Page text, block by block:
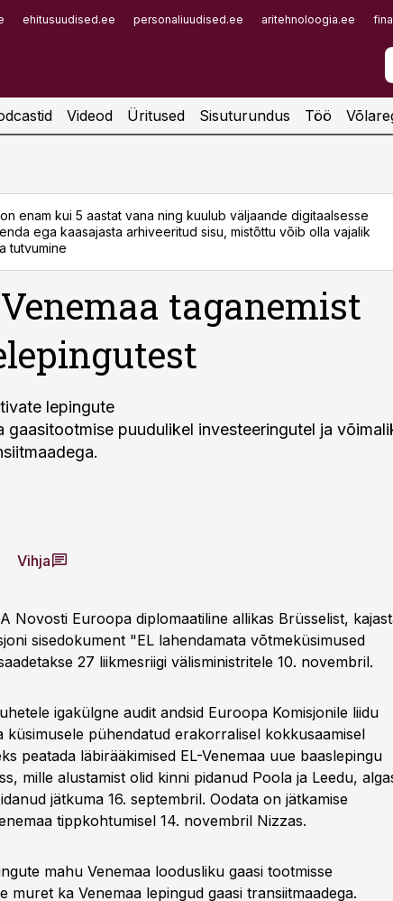
ehitusuudised.ee personaliuudised.ee aritehnoloogia.ee
Videod Üritused Sisuturundus Töö
enam kui 5 aastat vana ning kuulub väljaande digitaalsesse
ega kaasajasta arhiveeritud sisu, mistõttu võib olla vajalik
tutvumine
taganemist
lepingute
gaasitootmise puudulikel investeeringutel ja
Vihja
Novosti Euroopa diplomaatiline allikas Brüsselist,
sisedokument "EL lahendamata võtmeküsimused
27 liikmesriigi välisministritele 10. novembril.
igakülgne audit andsid Euroopa Komisjonile liidu
küsimusele pühendatud erakorralisel kokkusaamisel
peatada läbirääkimised EL-Venemaa uue baaslepingu
mille alustamist olid kinni pidanud Poola ja Leedu,
jätkuma 16. septembril. Oodata on jätkamise
tippkohtumisel 14. novembril Nizzas.
mahu Venemaa loodusliku gaasi tootmisse
muret ka Venemaa lepingud gaasi transiitmaadega.